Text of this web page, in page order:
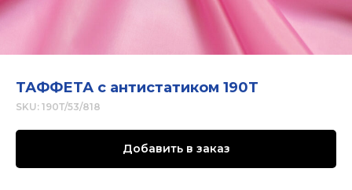
ТАФФЕТА с антистатиком 190Т
SKU: 190Т/53/818
Добавить в заказ